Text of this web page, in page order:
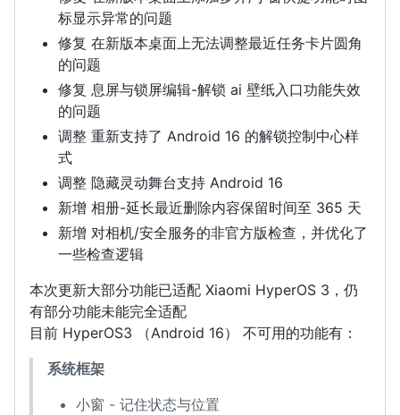
标显示异常的问题
修复 在新版本桌面上无法调整最近任务卡片圆角
的问题
修复 息屏与锁屏编辑-解锁 ai 壁纸入口功能失效
的问题
调整 重新支持了 Android 16 的解锁控制中心样
式
调整 隐藏灵动舞台支持 Android 16
新增 相册-延长最近删除内容保留时间至 365 天
新增 对相机/安全服务的非官方版检查，并优化了
一些检查逻辑
本次更新大部分功能已适配 Xiaomi HyperOS 3，仍
有部分功能未能完全适配
目前 HyperOS3 （Android 16） 不可用的功能有：
系统框架
小窗 - 记住状态与位置